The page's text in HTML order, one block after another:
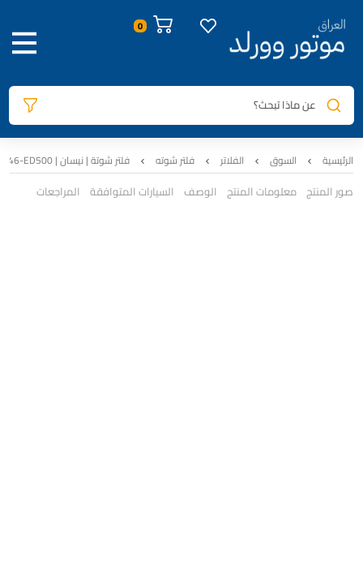
عن ماذا تبحث؟
الرئيسية السوق الفلاتر فلتر شوته فلتر شوتة | نيسان | TUROK | 16546-ED500
صور المنتج معلومات المنتج الوصف السيارات المتوافقة المراجعات